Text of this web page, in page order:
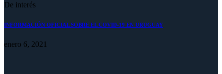
De interés
INFORMACIÓN OFICIAL SOBRE EL COVID-19 EN URUGUAY
enero 6, 2021